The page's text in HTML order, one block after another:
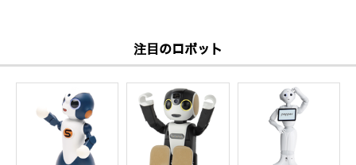
注目のロボット